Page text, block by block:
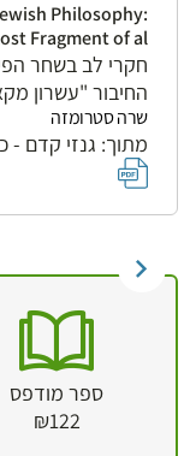
Philosophy:
Fragment of al-
חקרי לב בשחר
החיבור "עשרון
שרה סטרומזה
מתוך: גנזי קדם -
ספר מודפס
₪122